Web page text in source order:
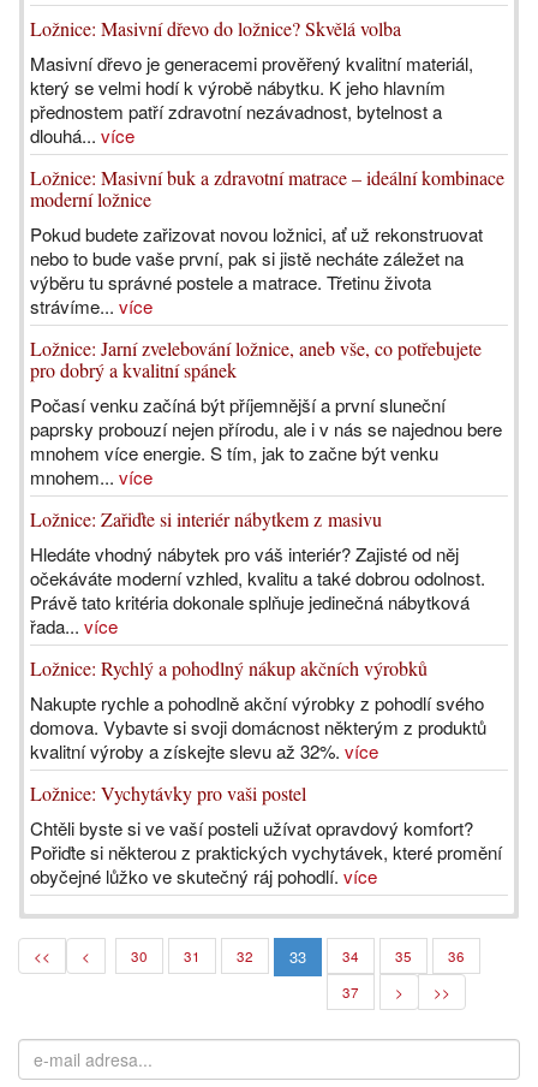
Ložnice: Masivní dřevo do ložnice? Skvělá volba
Masivní dřevo je generacemi prověřený kvalitní materiál,
který se velmi hodí k výrobě nábytku. K jeho hlavním
přednostem patří zdravotní nezávadnost, bytelnost a
dlouhá... více
Ložnice: Masivní buk a zdravotní matrace – ideální kombinace
moderní ložnice
Pokud budete zařizovat novou ložnici, ať už rekonstruovat
nebo to bude vaše první, pak si jistě necháte záležet na
výběru tu správné postele a matrace. Třetinu života
strávíme... více
Ložnice: Jarní zvelebování ložnice, aneb vše, co potřebujete
pro dobrý a kvalitní spánek
Počasí venku začíná být příjemnější a první sluneční
paprsky probouzí nejen přírodu, ale i v nás se najednou bere
mnohem více energie. S tím, jak to začne být venku
mnohem... více
Ložnice: Zařiďte si interiér nábytkem z masivu
Hledáte vhodný nábytek pro váš interiér? Zajisté od něj
očekáváte moderní vzhled, kvalitu a také dobrou odolnost.
Právě tato kritéria dokonale splňuje jedinečná nábytková
řada... více
Ložnice: Rychlý a pohodlný nákup akčních výrobků
Nakupte rychle a pohodlně akční výrobky z pohodlí svého
domova. Vybavte si svoji domácnost některým z produktů
kvalitní výroby a získejte slevu až 32%. více
Ložnice: Vychytávky pro vaši postel
Chtěli byste si ve vaší posteli užívat opravdový komfort?
Pořiďte si některou z praktických vychytávek, které promění
obyčejné lůžko ve skutečný ráj pohodlí. více
<< < 30 31 32 33 34 35
36
37
> >>